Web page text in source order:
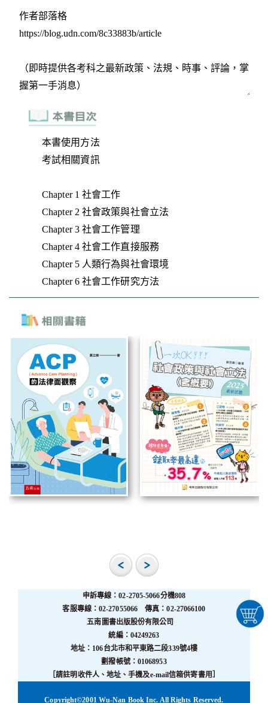
本書使用方法
考試相關資訊
Chapter 1 社會工作
Chapter 2 社會政策與社會立法
Chapter 3 社會工作管理
Chapter 4 社會工作直接服務
Chapter 5 人類行為與社會環境
Chapter 6 社會工作研究方法
申訴專線：02-2705-5066分機808
客服專線：02-27055066 傳真：02-27066100
五南圖書出版股份有限公司
統編：04249263
地址：106台北市和平東路二段339號4樓
劃撥帳號：01068953
［請註明收件人、地址、手機及e-mail信箱供寄書用］
Copyright©2001 Wu-Nan Book Inc. All Rights Reserved.